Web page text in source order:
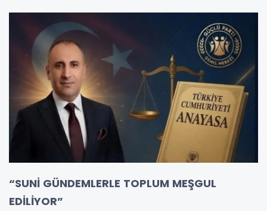
“SUNİ GÜNDEMLERLE TOPLUM MEŞGUL
EDİLİYOR”